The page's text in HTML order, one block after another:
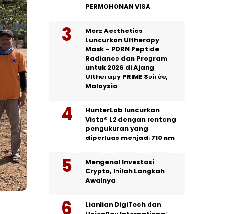
PERMOHONAN VISA
Merz Aesthetics
Luncurkan Ultherapy
Mask – PDRN Peptide
Radiance dan Program
untuk 2026 di Ajang
Ultherapy PRIME Soirée,
Malaysia
HunterLab luncurkan
Vista® L2 dengan rentang
pengukuran yang
diperluas menjadi 710 nm
Mengenal Investasi
Crypto, Inilah Langkah
Awalnya
Lianlian DigiTech dan